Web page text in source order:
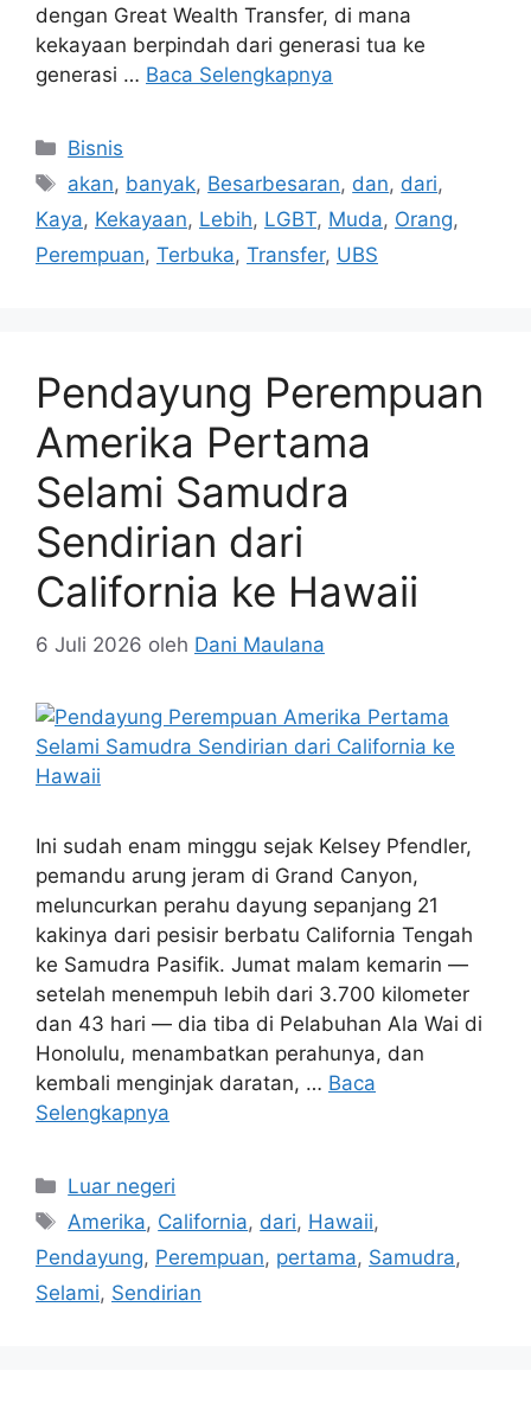
dengan Great Wealth Transfer, di mana
kekayaan berpindah dari generasi tua ke
generasi … Baca Selengkapnya
Kategori
Bisnis
Tag
akan, banyak, Besarbesaran, dan, dari,
Kaya, Kekayaan, Lebih, LGBT, Muda, Orang,
Perempuan, Terbuka, Transfer, UBS
Pendayung Perempuan
Amerika Pertama
Selami Samudra
Sendirian dari
California ke Hawaii
6 Juli 2026 oleh Dani Maulana
Ini sudah enam minggu sejak Kelsey Pfendler,
pemandu arung jeram di Grand Canyon,
meluncurkan perahu dayung sepanjang 21
kakinya dari pesisir berbatu California Tengah
ke Samudra Pasifik. Jumat malam kemarin —
setelah menempuh lebih dari 3.700 kilometer
dan 43 hari — dia tiba di Pelabuhan Ala Wai di
Honolulu, menambatkan perahunya, dan
kembali menginjak daratan, … Baca
Selengkapnya
Kategori
Luar negeri
Tag
Amerika, California, dari, Hawaii,
Pendayung, Perempuan, pertama, Samudra,
Selami, Sendirian